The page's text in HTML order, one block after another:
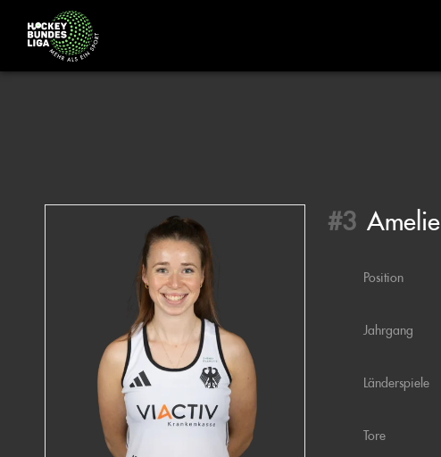
#3 Amelie
Position
Jahrgang
Länderspiele
Tore